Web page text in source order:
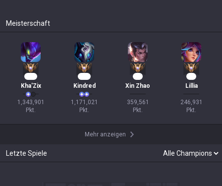
Meisterschaft
Kha'Zix
1,343,901
Pkt.
Kindred
1,171,021
Pkt.
Xin Zhao
359,561
Pkt.
Lillia
246,931
Pkt.
Mehr anzeigen
Letzte Spiele